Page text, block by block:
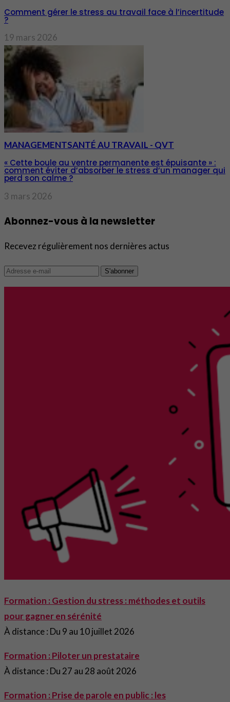
Comment gérer le stress au travail face à l’incertitude
?
19 mars 2026
MANAGEMENTSANTÉ AU TRAVAIL - QVT
« Cette boule au ventre permanente est épuisante » :
comment éviter d’absorber le stress d’un manager qui
perd son calme ?
3 mars 2026
Abonnez-vous à la newsletter
Recevez régulièrement nos dernières actus
S'abonner
Formation : Gestion du stress : méthodes et outils
pour gagner en sérénité
À distance : Du 9 au 10 juillet 2026
Formation : Piloter un prestataire
À distance : Du 27 au 28 août 2026
Formation : Prise de parole en public : les